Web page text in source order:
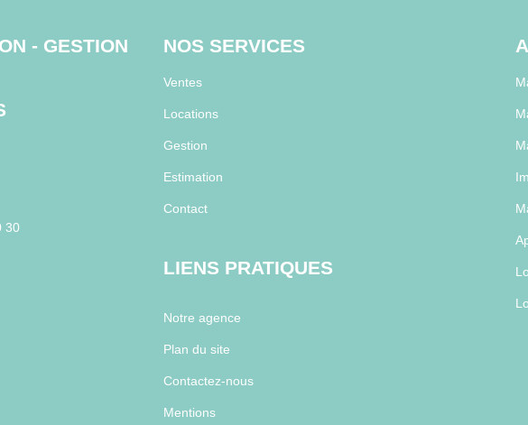
- GESTION
30
NOS SERVICES
Ventes
Locations
Gestion
Estimation
Contact
LIENS PRATIQUES
Notre agence
Plan du site
Contactez-nous
Mentions